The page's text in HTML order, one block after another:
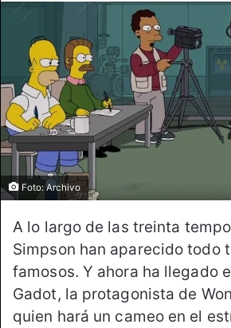
X
Foto: Archivo
A lo largo de las treinta
Simpson han aparecido todo
famosos. Y ahora ha llegado
Gadot, la protagonista de
quien hará un cameo en el